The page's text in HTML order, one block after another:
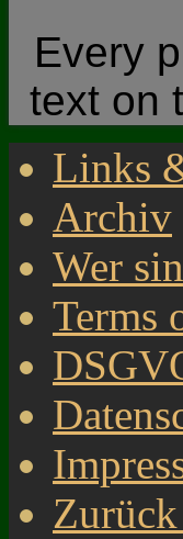
Every
text on
Links
Archiv
Wer
Terms